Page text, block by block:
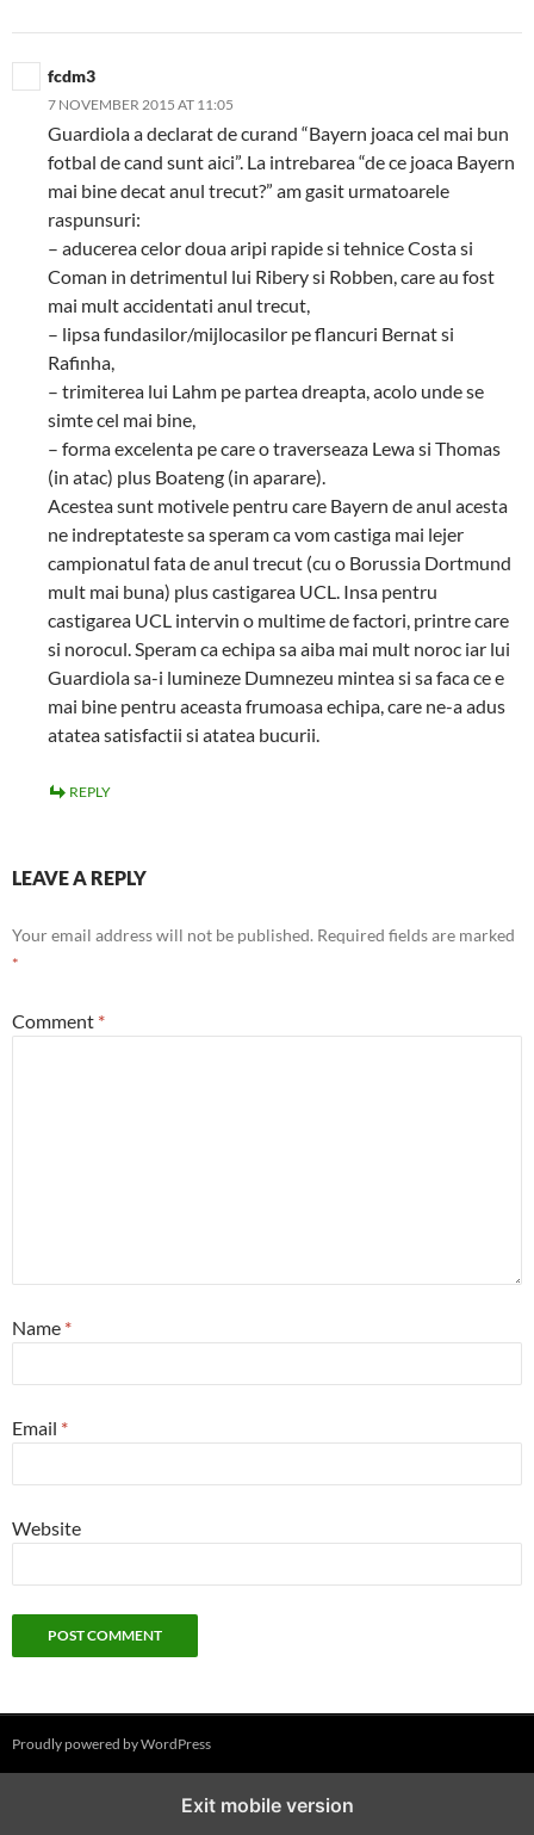
fcdm3
7 NOVEMBER 2015 AT 11:05
Guardiola a declarat de curand “Bayern joaca cel mai bun
fotbal de cand sunt aici”. La intrebarea “de ce joaca Bayern
mai bine decat anul trecut?” am gasit urmatoarele
raspunsuri:
– aducerea celor doua aripi rapide si tehnice Costa si
Coman in detrimentul lui Ribery si Robben, care au fost
mai mult accidentati anul trecut,
– lipsa fundasilor/mijlocasilor pe flancuri Bernat si
Rafinha,
– trimiterea lui Lahm pe partea dreapta, acolo unde se
simte cel mai bine,
– forma excelenta pe care o traverseaza Lewa si Thomas
(in atac) plus Boateng (in aparare).
Acestea sunt motivele pentru care Bayern de anul acesta
ne indreptateste sa speram ca vom castiga mai lejer
campionatul fata de anul trecut (cu o Borussia Dortmund
mult mai buna) plus castigarea UCL. Insa pentru
castigarea UCL intervin o multime de factori, printre care
si norocul. Speram ca echipa sa aiba mai mult noroc iar lui
Guardiola sa-i lumineze Dumnezeu mintea si sa faca ce e
mai bine pentru aceasta frumoasa echipa, care ne-a adus
atatea satisfactii si atatea bucurii.
REPLY
LEAVE A REPLY
Your email address will not be published. Required fields are marked
*
Comment *
Name *
Email *
Website
Proudly powered by WordPress
Exit mobile version